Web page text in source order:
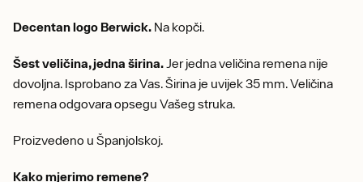
Decentan logo Berwick. Na kopči.
Šest veličina, jedna širina. Jer jedna veličina remena nije
dovoljna. Isprobano za Vas. Širina je uvijek 35 mm. Veličina
remena odgovara opsegu Vašeg struka.
Proizvedeno u Španjolskoj.
Kako mjerimo remene?